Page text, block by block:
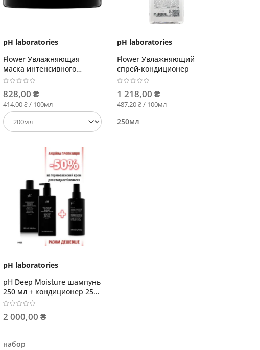
pH laboratories
Flower Увлажняющая
маска интенсивного
действия
828,00 ₴
414,00 ₴ / 100мл
pH laboratories
Flower Увлажняющий
спрей-кондиционер
1 218,00 ₴
487,20 ₴ / 100мл
250мл
pH laboratories
pH Deep Moisture шампунь
250 мл + кондиционер 250
мл + термозащитный крем
2 000,00 ₴
набор